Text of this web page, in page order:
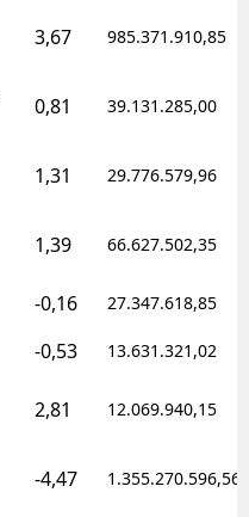
3,67 985.371.910,85
0,81 39.131.285,00
1,31 29.776.579,96
1,39 66.627.502,35
-0,16 27.347.618,85
-0,53 13.631.321,02
2,81 12.069.940,15
-4,47 1.355.270.596,56